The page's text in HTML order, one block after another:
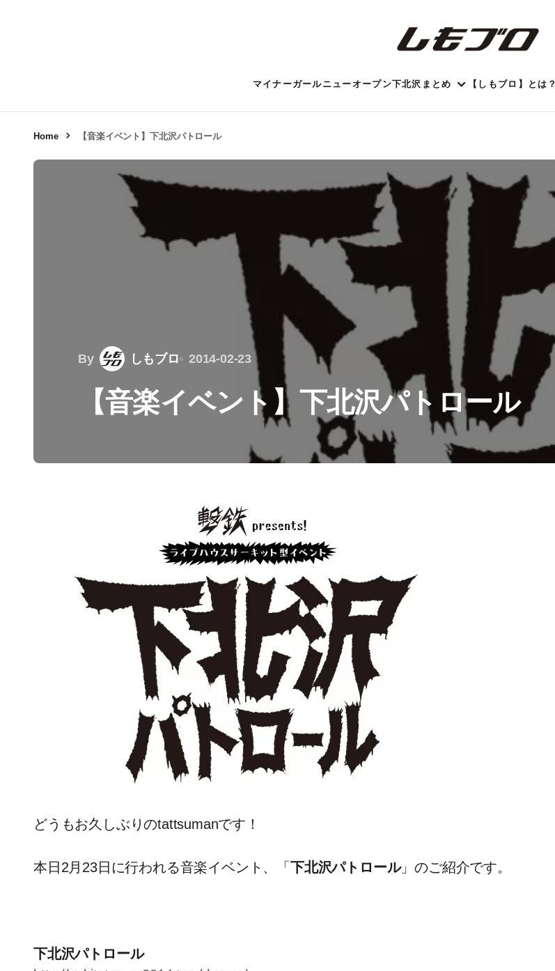
マイナーガールニューオープン下北沢まとめ 【しもブロ】とは？
Home 【音楽イベント】下北沢パトロール
By しもブロ 2014-02-23
【音楽イベント】下北沢パトロール
どうもお久しぶりのtattsumanです！
本日2月23日に行われる音楽イベント、「 下北沢パトロール」のご紹介です。
下北沢パトロール